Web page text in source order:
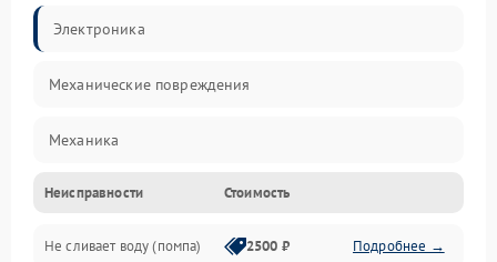
Электроника
Механические повреждения
Механика
Электропитание
Водоснабжение
Неисправности Стоимость
Не сливает воду (помпа) 2500 ₽ Подробнее →